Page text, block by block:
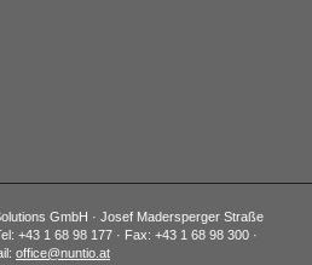
GmbH · Josef Madersperger Straße
+43 1 68 98 177 · Fax: +43 1 68 98 300 ·
office@nuntio.at